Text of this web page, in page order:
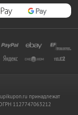
принадлежат
1127747063212